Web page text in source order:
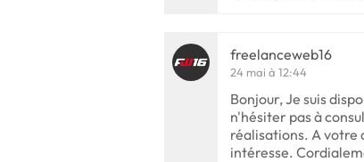
freelanceweb16
24 mai à 12:44
Bonjour, Je suis
n'hésiter pas à
réalisations. A votre
intéresse.